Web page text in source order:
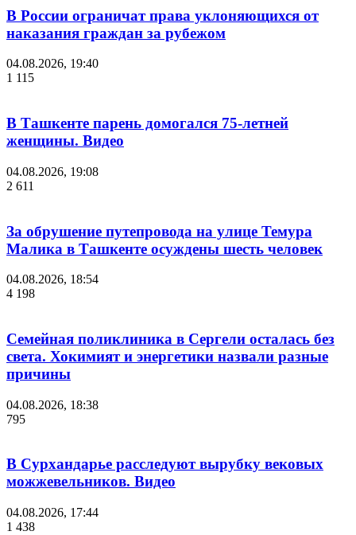
В России ограничат права уклоняющихся от
наказания граждан за рубежом
04.08.2026, 19:40
1 115
В Ташкенте парень домогался 75-летней
женщины. Видео
04.08.2026, 19:08
2 611
За обрушение путепровода на улице Темура
Малика в Ташкенте осуждены шесть человек
04.08.2026, 18:54
4 198
Семейная поликлиника в Сергели осталась без
света. Хокимият и энергетики назвали разные
причины
04.08.2026, 18:38
795
В Сурхандарье расследуют вырубку вековых
можжевельников. Видео
04.08.2026, 17:44
1 438